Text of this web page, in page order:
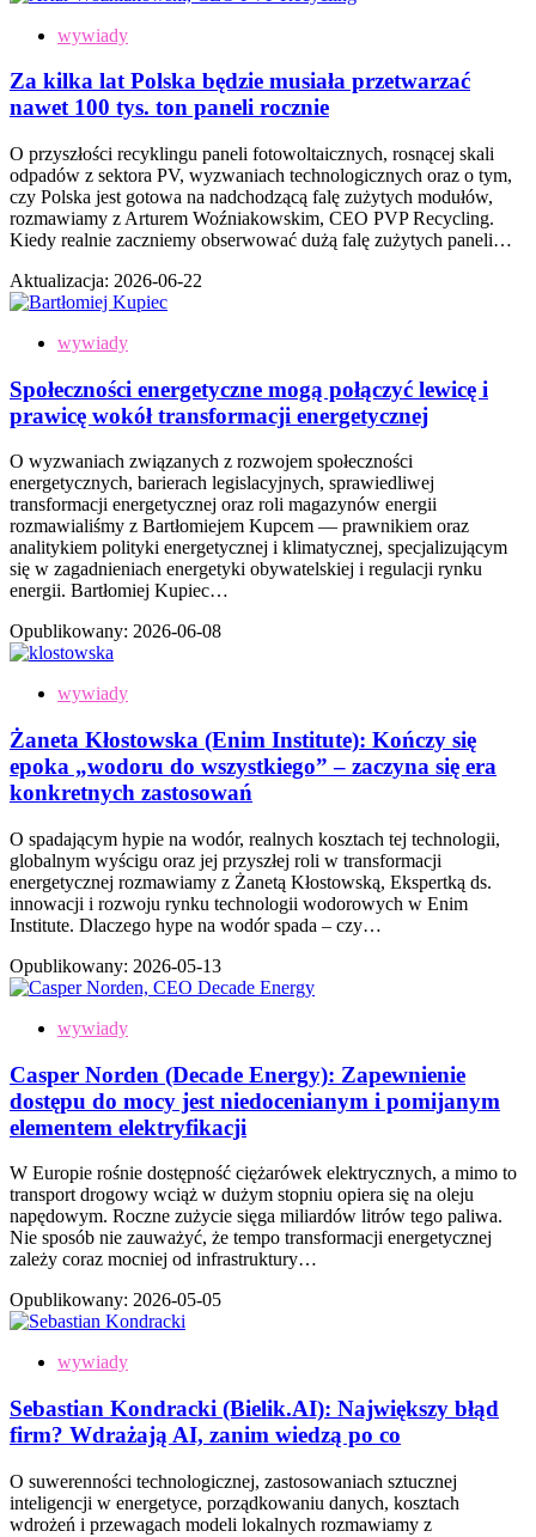
wywiady
Za kilka lat Polska będzie musiała przetwarzać
nawet 100 tys. ton paneli rocznie
O przyszłości recyklingu paneli fotowoltaicznych, rosnącej skali
odpadów z sektora PV, wyzwaniach technologicznych oraz o tym,
czy Polska jest gotowa na nadchodzącą falę zużytych modułów,
rozmawiamy z Arturem Woźniakowskim, CEO PVP Recycling.
Kiedy realnie zaczniemy obserwować dużą falę zużytych paneli…
Aktualizacja: 2026-06-22
wywiady
Społeczności energetyczne mogą połączyć lewicę i
prawicę wokół transformacji energetycznej
O wyzwaniach związanych z rozwojem społeczności
energetycznych, barierach legislacyjnych, sprawiedliwej
transformacji energetycznej oraz roli magazynów energii
rozmawialiśmy z Bartłomiejem Kupcem — prawnikiem oraz
analitykiem polityki energetycznej i klimatycznej, specjalizującym
się w zagadnieniach energetyki obywatelskiej i regulacji rynku
energii. Bartłomiej Kupiec…
Opublikowany: 2026-06-08
wywiady
Żaneta Kłostowska (Enim Institute): Kończy się
epoka „wodoru do wszystkiego” – zaczyna się era
konkretnych zastosowań
O spadającym hypie na wodór, realnych kosztach tej technologii,
globalnym wyścigu oraz jej przyszłej roli w transformacji
energetycznej rozmawiamy z Żanetą Kłostowską, Ekspertką ds.
innowacji i rozwoju rynku technologii wodorowych w Enim
Institute. Dlaczego hype na wodór spada – czy…
Opublikowany: 2026-05-13
wywiady
Casper Norden (Decade Energy): Zapewnienie
dostępu do mocy jest niedocenianym i pomijanym
elementem elektryfikacji
W Europie rośnie dostępność ciężarówek elektrycznych, a mimo to
transport drogowy wciąż w dużym stopniu opiera się na oleju
napędowym. Roczne zużycie sięga miliardów litrów tego paliwa.
Nie sposób nie zauważyć, że tempo transformacji energetycznej
zależy coraz mocniej od infrastruktury…
Opublikowany: 2026-05-05
wywiady
Sebastian Kondracki (Bielik.AI): Największy błąd
firm? Wdrażają AI, zanim wiedzą po co
O suwerenności technologicznej, zastosowaniach sztucznej
inteligencji w energetyce, porządkowaniu danych, kosztach
wdrożeń i przewagach modeli lokalnych rozmawiamy z